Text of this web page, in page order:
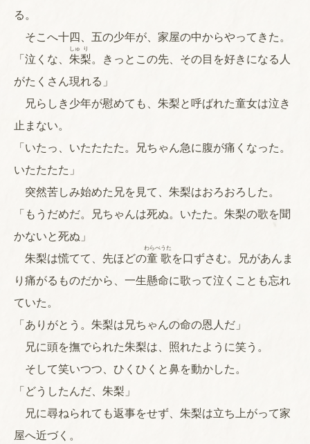
る。
そこへ十四、五の少年が、家屋の中からやってきた。
「泣くな、 朱
しゅ
梨
り
。きっとこの先、その目を好きになる人
がたくさん現れる」
兄らしき少年が慰めても、朱梨と呼ばれた童女は泣き
止まない。
「いたっ、いたたたた。兄ちゃん急に腹が痛くなった。
いたたたた」
突然苦しみ始めた兄を見て、朱梨はおろおろした。
「もうだめだ。兄ちゃんは死ぬ。いたた。朱梨の歌を聞
かないと死ぬ」
朱梨は慌てて、先ほどの童
わらべ
歌
うた
を口ずさむ。兄があんま
り痛がるものだから、一生懸命に歌って泣くことも忘れ
ていた。
「ありがとう。朱梨は兄ちゃんの命の恩人だ」
兄に頭を撫でられた朱梨は、照れたように笑う。
そして笑いつつ、ひくひくと鼻を動かした。
「どうしたんだ、朱梨」
兄に尋ねられても返事をせず、朱梨は立ち上がって家
屋へ近づく。